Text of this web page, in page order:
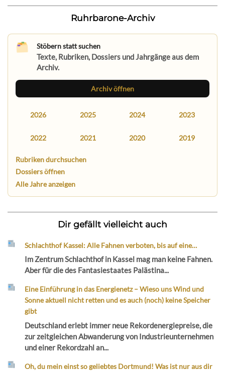
Ruhrbarone-Archiv
Stöbern statt suchen
Texte, Rubriken, Dossiers und Jahrgänge aus dem
Archiv.
Archiv öffnen
2026 2025 2024 2023
2022 2021 2020 2019
Rubriken durchsuchen
Dossiers öffnen
Alle Jahre anzeigen
Dir gefällt vielleicht auch
Schlachthof Kassel: Alle Fahnen verboten, bis auf eine…
Im Zentrum Schlachthof in Kassel mag man keine Fahnen.
Aber für die des Fantasiestaates Palästina...
Eine Einführung in das Energienetz – Wieso uns Wind und
Sonne aktuell nicht retten und es auch (noch) keine Speicher
gibt
Deutschland erlebt immer neue Rekordenergiepreise, die
zur zeitgleichen Abwanderung von Industrieunternehmen
und einer Rekordzahl an...
Oh, du mein einst so geliebtes Dortmund! Was ist nur aus dir